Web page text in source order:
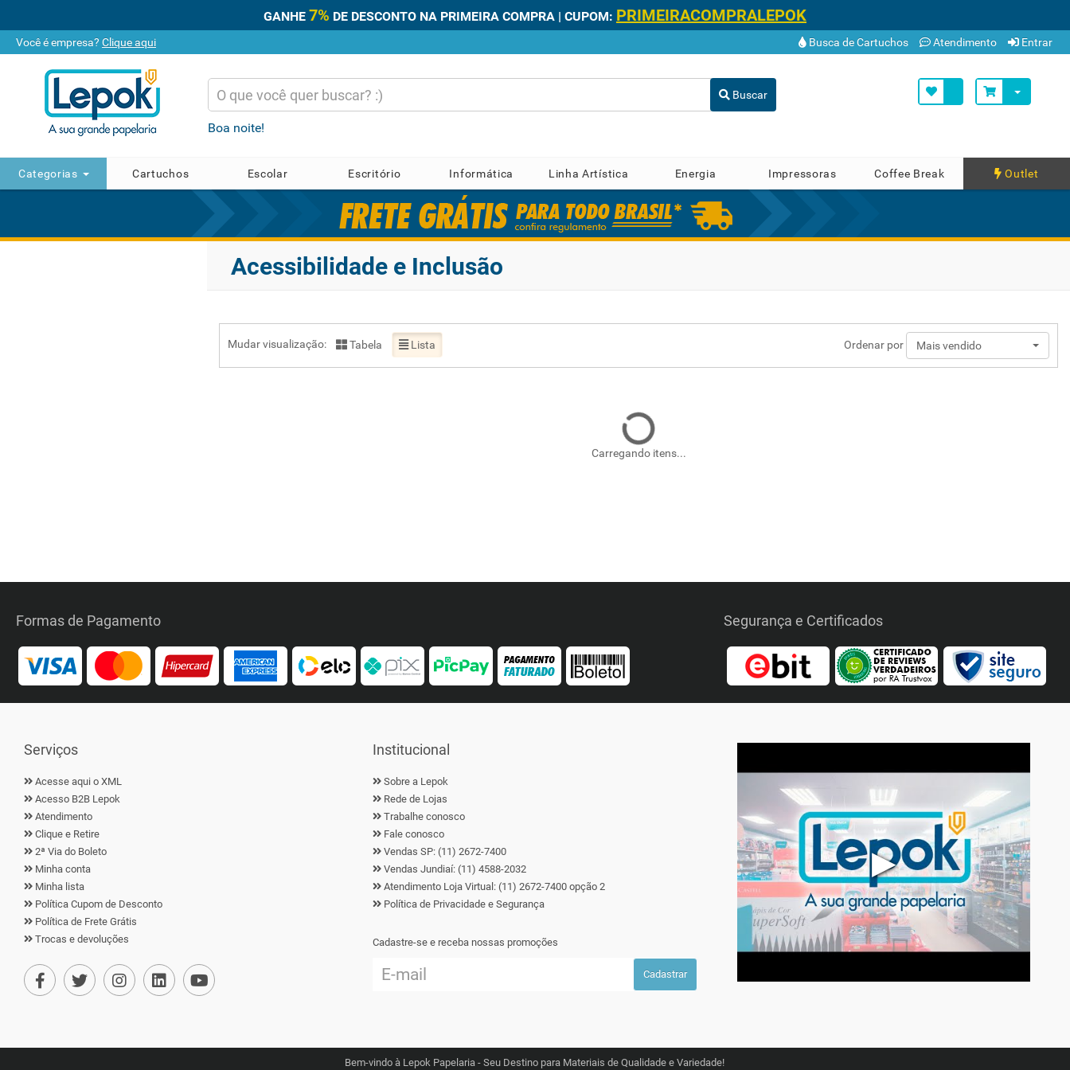
GANHE 7% DE DESCONTO NA PRIMEIRA COMPRA | CUPOM: PRIMEIRACOMPRALEPOK
Você é empresa? Clique aqui Busca de Cartuchos Atendimento Entrar
Buscar
Boa noite!
Categorias Cartuchos Escolar Escritório Informática Linha Artística Energia Impressoras Coffee Break Outlet
Acessibilidade e Inclusão
Mudar visualização: Tabela Lista Ordenar por Mais vendido
Carregando itens...
Formas de Pagamento Segurança e Certificados
Serviços
Acesse aqui o XML
Acesso B2B Lepok
Atendimento
Clique e Retire
2ª Via do Boleto
Minha conta
Minha lista
Política Cupom de Desconto
Política de Frete Grátis
Trocas e devoluções
Institucional
Sobre a Lepok
Rede de Lojas
Trabalhe conosco
Fale conosco
Vendas SP: (11) 2672-7400
Vendas Jundiaí: (11) 4588-2032
Atendimento Loja Virtual: (11) 2672-7400 opção 2
Política de Privacidade e Segurança
Cadastre-se e receba nossas promoções
Cadastrar
▶
Bem-vindo à Lepok Papelaria - Seu Destino para Materiais de Qualidade e Variedade!